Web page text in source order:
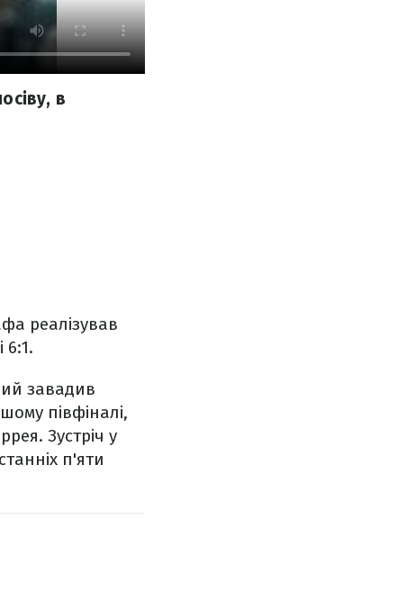
в
реалізував
6:1.
завадив
півфіналі,
Зустріч у
п'яти